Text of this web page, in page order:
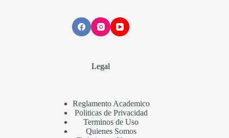
Legal
Reglamento Academico
Politicas de Privacidad
Terminos de Uso
Quienes Somos